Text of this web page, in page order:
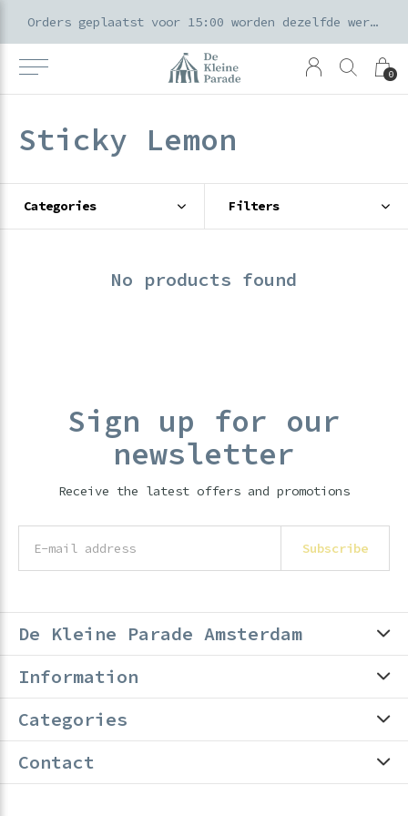
0
Orders geplaatst voor 15:00 worden dezelfde werkdag verzonden
Sticky Lemon
Categories Filters
No products found
Sign up for our
newsletter
Receive the latest offers and promotions
Subscribe
De Kleine Parade Amsterdam
Information
Categories
Contact